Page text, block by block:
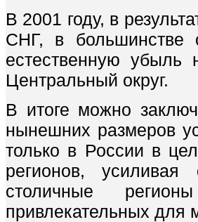
В 2001 году, в
СНГ, в большинстве
естественную убыль
Центральный округ.
В итоге можно
нынешних размеров
только в России в
регионов,
столичные
привлекательных для